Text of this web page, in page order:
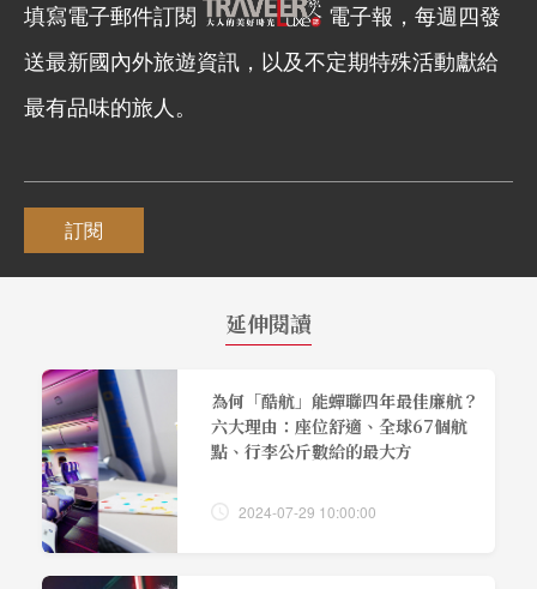
填寫電子郵件訂閱
電子報，每週四發
送最新國內外旅遊資訊，以及不定期特殊活動獻給
最有品味的旅人。
訂閱
延伸閱讀
為何「酷航」能蟬聯四年最佳廉航？
六大理由：座位舒適、全球67個航
點、行李公斤數給的最大方
2024-07-29 10:00:00